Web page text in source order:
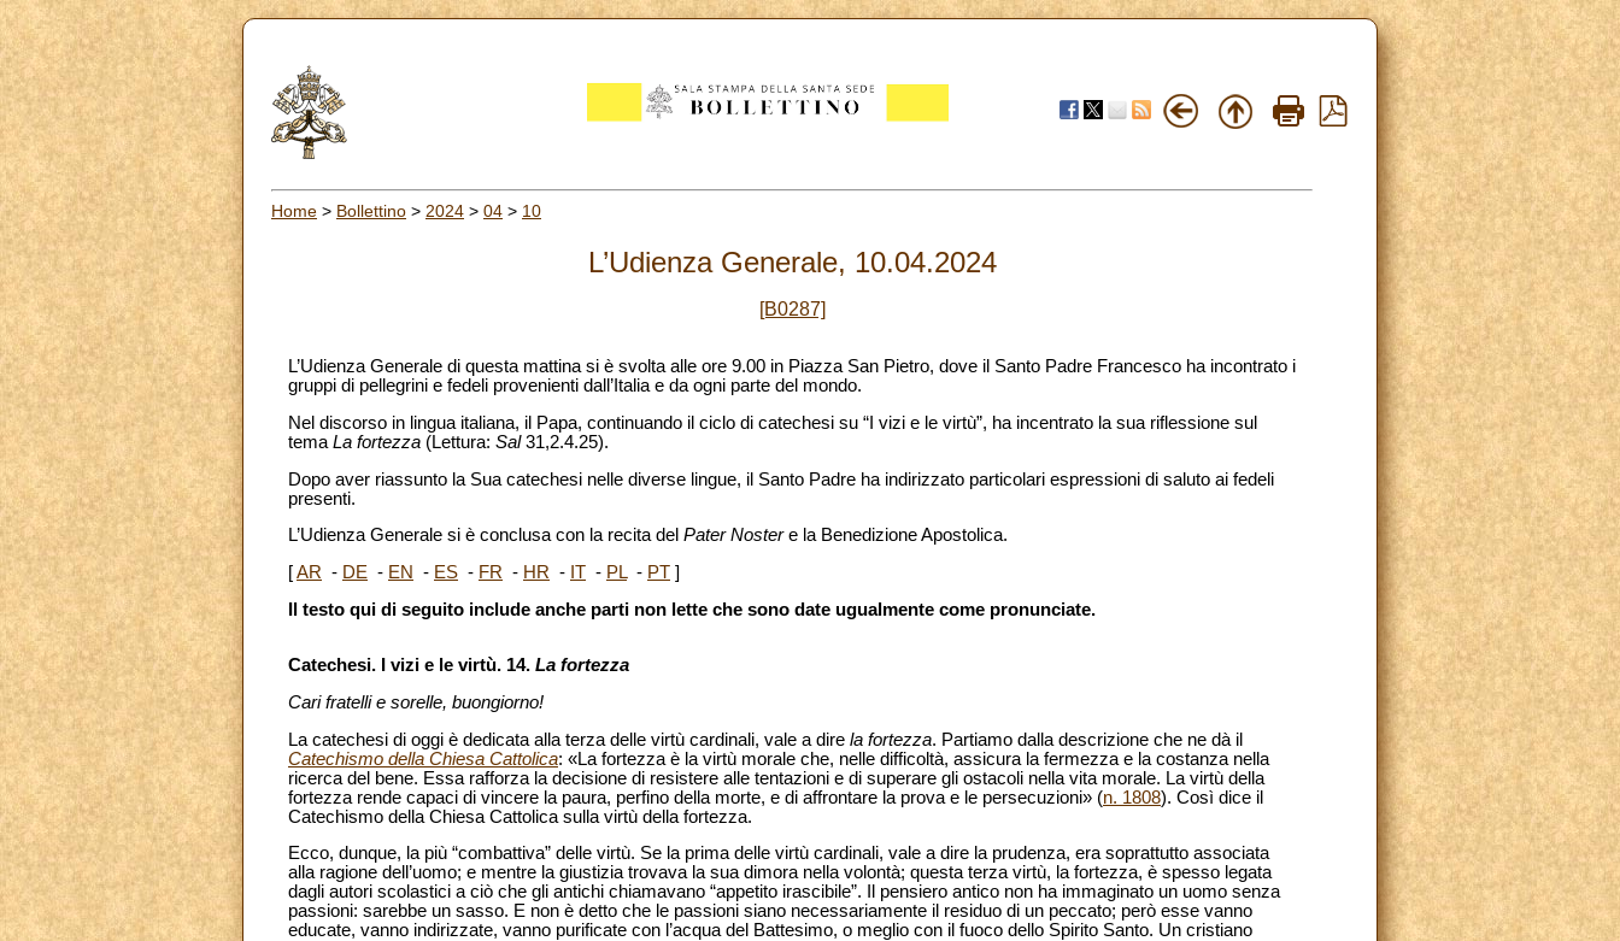
Home > Bollettino > 2024 > 04 > 10
L’Udienza Generale, 10.04.2024
[B0287]
L’Udienza Generale di questa mattina si è svolta alle ore 9.00 in Piazza San Pietro, dove il Santo Padre Francesco ha incontrato i
gruppi di pellegrini e fedeli provenienti dall’Italia e da ogni parte del mondo.
Nel discorso in lingua italiana, il Papa, continuando il ciclo di catechesi su “I vizi e le virtù”, ha incentrato la sua riflessione sul
tema La fortezza (Lettura: Sal31,2.4.25).
Dopo aver riassunto la Sua catechesi nelle diverse lingue, il Santo Padre ha indirizzato particolari espressioni di saluto ai fedeli
presenti.
L’Udienza Generale si è conclusa con la recita del Pater Nostere la Benedizione Apostolica.
[AR - DE - EN - ES - FR - HR - IT - PL- PT ]
Il testo qui di seguito include anche parti non lette che sono date ugualmente come pronunciate.
Catechesi. I vizi e le virtù. 14. La fortezza
Cari fratelli e sorelle, buongiorno!
La catechesi di oggi è dedicata alla terza delle virtù cardinali, vale a dire la fortezza. Partiamo dalla descrizione che ne dà il
Catechismo della Chiesa Cattolica: «La fortezza è la virtù morale che, nelle difficoltà, assicura la fermezza e la costanza nella
ricerca del bene. Essa rafforza la decisione di resistere alle tentazioni e di superare gli ostacoli nella vita morale. La virtù della
fortezza rende capaci di vincere la paura, perfino della morte, e di affrontare la prova e le persecuzioni» (n. 1808). Così dice il
Catechismo della Chiesa Cattolica sulla virtù della fortezza.
Ecco, dunque, la più “combattiva” delle virtù. Se la prima delle virtù cardinali, vale a dire la prudenza, era soprattutto associata
alla ragione dell’uomo; e mentre la giustizia trovava la sua dimora nella volontà; questa terza virtù, la fortezza, è spesso legata
dagli autori scolastici a ciò che gli antichi chiamavano “appetito irascibile”. Il pensiero antico non ha immaginato un uomo senza
passioni: sarebbe un sasso. E non è detto che le passioni siano necessariamente il residuo di un peccato; però esse vanno
educate, vanno indirizzate, vanno purificate con l’acqua del Battesimo, o meglio con il fuoco dello Spirito Santo. Un cristiano